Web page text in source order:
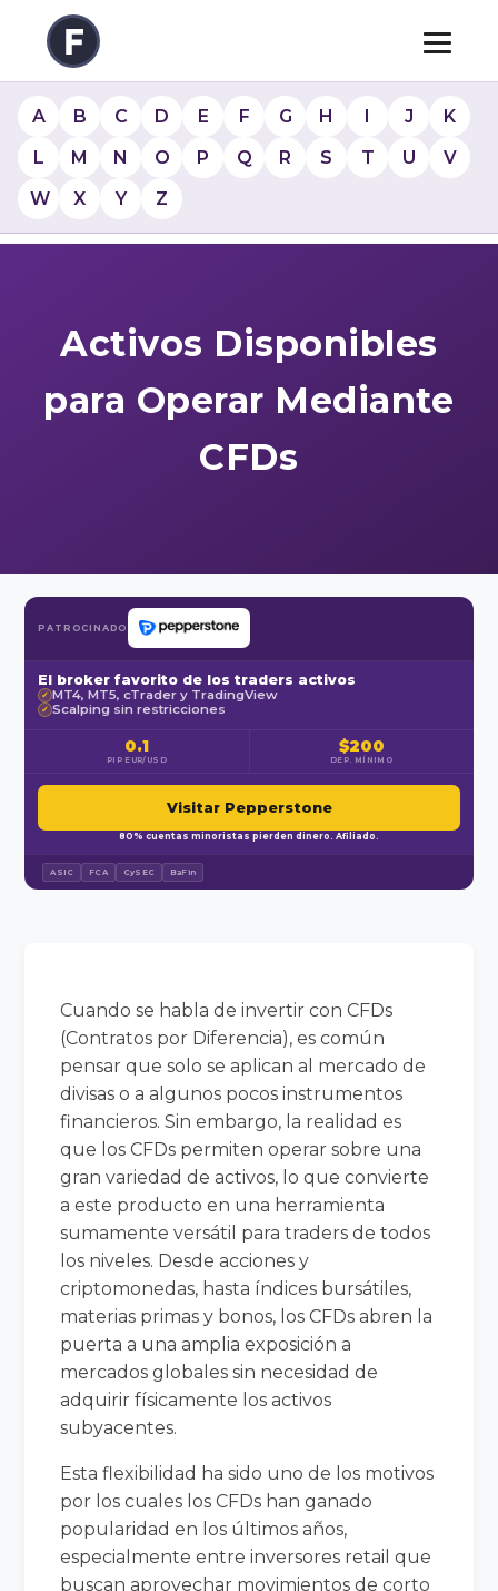
A B C D E F G H I J
K
L
M N O P Q R S T U
V
W
X Y Z
Activos Disponibles
para Operar Mediante
CFDs
PATROCINADO
El broker favorito de los traders activos
✓ MT4, MT5, cTrader y TradingView
✓ Scalping sin restricciones
0.1
PIP EUR/USD
$200
DEP. MÍNIMO
Visitar Pepperstone
80% cuentas minoristas pierden dinero. Afiliado.
ASIC FCA CySEC BaFin
Cuando se habla de invertir con CFDs
(Contratos por Diferencia), es común
pensar que solo se aplican al mercado de
divisas o a algunos pocos instrumentos
financieros. Sin embargo, la realidad es
que los CFDs permiten operar sobre una
gran variedad de activos, lo que convierte
a este producto en una herramienta
sumamente versátil para traders de todos
los niveles. Desde acciones y
criptomonedas, hasta índices bursátiles,
materias primas y bonos, los CFDs abren la
puerta a una amplia exposición a
mercados globales sin necesidad de
adquirir físicamente los activos
subyacentes.
Esta flexibilidad ha sido uno de los motivos
por los cuales los CFDs han ganado
popularidad en los últimos años,
especialmente entre inversores retail que
buscan aprovechar movimientos de corto